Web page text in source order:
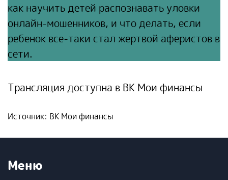
как научить детей распознавать уловки
онлайн-мошенников, и что делать, если
ребенок все-таки стал жертвой аферистов в
сети.
Трансляция доступна в ВК Мои финансы
Источник: ВК Мои финансы
Меню